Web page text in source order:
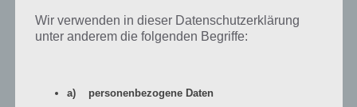
können wir die Tür von Level 70 öffnen.
Wir verwenden in dieser Datenschutzerklärung
unter anderem die folgenden Begriffe:
a) personenbezogene Daten